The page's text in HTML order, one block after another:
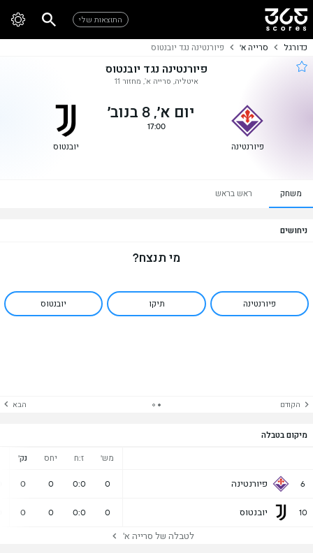
התוצאות שלי
כדורגל סרייה א' פיורנטינה נגד יובנטוס
פיורנטינה נגד יובנטוס
איטליה, סרייה א', מחזור 11
פיורנטינה
יום א׳, 8 בנוב׳
17:00
יובנטוס
משחק ראש בראש
ניחושים
מי תנצח?
פיורנטינה תיקו יובנטוס
הקודם הבא
מיקום בטבלה
מש' ז:ח יחס נק'
6 פיורנטינה 0
0:0
0
0
10 יובנטוס 0
0:0
0
0
לטבלה של סרייה א'